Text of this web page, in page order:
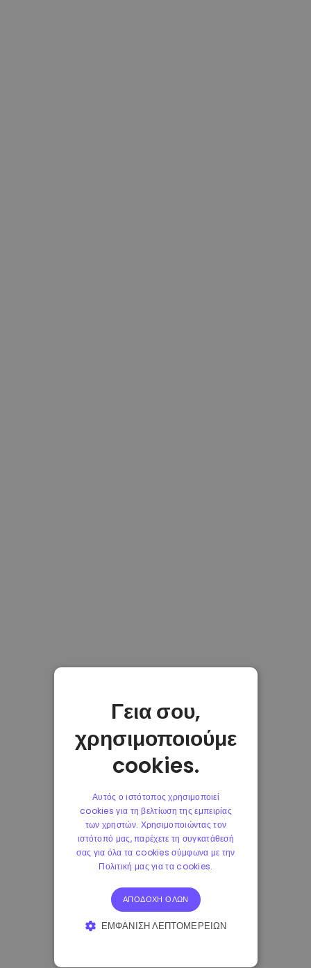
Γεια σου,
χρησιμοποιούμε
cookies.
Αυτός ο ιστότοπος χρησιμοποιεί
cookies για τη βελτίωση της εμπειρίας
των χρηστών. Χρησιμοποιώντας τον
ιστότοπό μας, παρέχετε τη συγκατάθεσή
σας για όλα τα cookies σύμφωνα με την
Πολιτική μας για τα cookies.
ΑΠΟΔΟΧΉ ΌΛΩΝ
ΕΜΦΆΝΙΣΗ ΛΕΠΤΟΜΕΡΕΙΏΝ